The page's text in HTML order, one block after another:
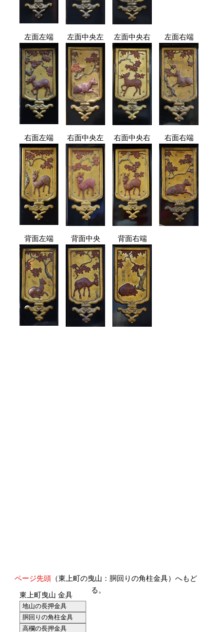
左面左端 左面中央左 左面中央右 左面右端
右面左端 右面中央左 右面中央右 右面右端
背面左端 背面中央 背面右端
ページ先頭 （東上町の曳山：胴回りの角柱金具）へもど
る。
東上町曳山 金具
地山の長押金具
胴回りの角柱金具
高欄の長押金具